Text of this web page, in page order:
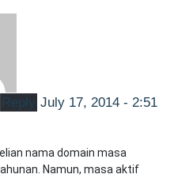
Reply July 17, 2014 - 2:51
nama domain masa
Namun, masa aktif